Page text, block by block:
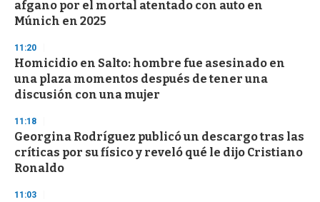
afgano por el mortal atentado con auto en
Múnich en 2025
11:20
Homicidio en Salto: hombre fue asesinado en
una plaza momentos después de tener una
discusión con una mujer
11:18
Georgina Rodríguez publicó un descargo tras las
críticas por su físico y reveló qué le dijo Cristiano
Ronaldo
11:03